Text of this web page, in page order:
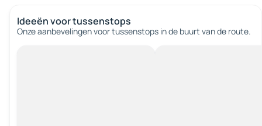
Ideeën voor tussenstops
Onze aanbevelingen voor tussenstops in de buurt van de route.